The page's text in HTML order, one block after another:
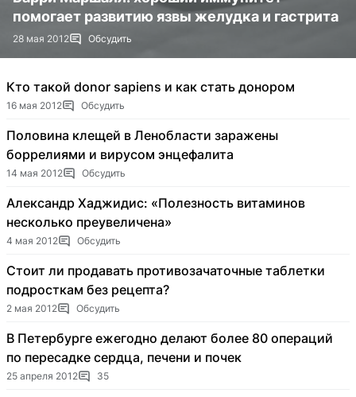
помогает развитию язвы желудка и гастрита
28 мая 2012 Обсудить
Кто такой donor sapiens и как стать донором
16 мая 2012 Обсудить
Половина клещей в Ленобласти заражены
боррелиями и вирусом энцефалита
14 мая 2012 Обсудить
Александр Хаджидис: «Полезность витаминов
несколько преувеличена»
4 мая 2012 Обсудить
Стоит ли продавать противозачаточные таблетки
подросткам без рецепта?
2 мая 2012 Обсудить
В Петербурге ежегодно делают более 80 операций
по пересадке сердца, печени и почек
25 апреля 2012 35